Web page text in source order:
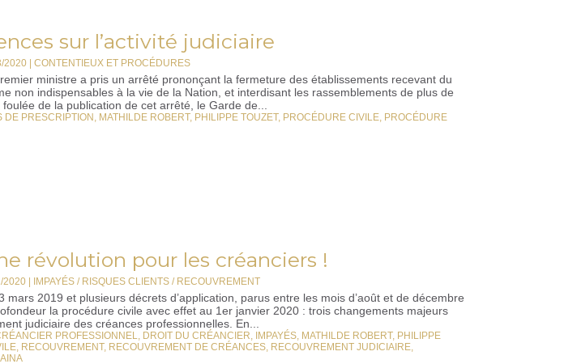
sur l’activité judiciaire
2020 CONTENTIEUX ET PROCÉDURES
ministre a pris un arrêté prononçant la fermeture des établissements recevant du
non indispensables à la vie de la Nation, et interdisant les rassemblements de plus de
de la publication de cet arrêté, le Garde de...
DE PRESCRIPTION , MATHILDE ROBERT, PHILIPPE TOUZET, PROCÉDURE CIVILE, PROCÉDURE
révolution pour les créanciers !
2020 IMPAYÉS / RISQUES CLIENTS / RECOUVREMENT
mars 2019 et plusieurs décrets d’application, parus entre les mois d’août et de décembre
la procédure civile avec effet au 1er janvier 2020 : trois changements majeurs
judiciaire des créances professionnelles. En...
PROFESSIONNEL, DROIT DU CRÉANCIER, IMPAYÉS, MATHILDE ROBERT, PHILIPPE
, RECOUVREMENT, RECOUVREMENT DE CRÉANCES, RECOUVREMENT JUDICIAIRE,